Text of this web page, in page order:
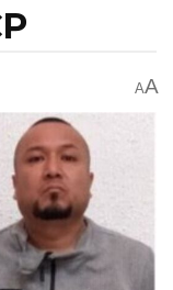
brazos abiertos,
AA